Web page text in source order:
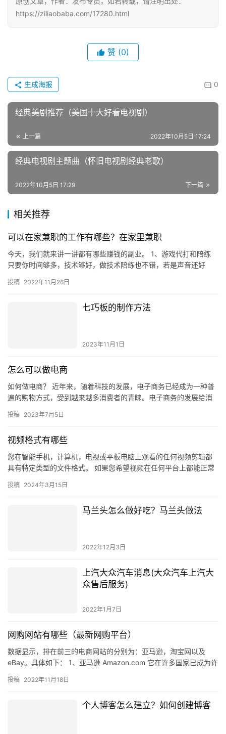
https://ziliaobaba.com/17280.html
赞 (0)
0
生成海报
经典美剧推荐（美国十大好看电视剧）
上一篇 2022年10月5日 17:24
经典电视剧主题曲（怀旧电视剧经典老歌）
下一篇
2022年10月5日 17:29
相关推荐
可以在家兼职的工作有哪些？在家里兼职
今天，我们就来讲一讲都有哪些赚钱的副业。 1、游戏代打和陪练
只要你时间够多，技术够好，做技术陪练也不错，若是声音还好
兼职…
投稿 2022年11月26日
七巧板的制作方法
2023年11月1日
怎么可以做电商
如何做电商？ 近年来，随着科技的发展，电子商务已经成为一种普
遍的购物方式，受到越来越多消费者的青睐。电子商务的发展给消
做电…
投稿 2023年7月5日
视频格式有哪些
您在智能手机，计算机，电视或平板电脑上观看的任何视频剪辑都
具有特定类型的文件格式。 如果您希望视频在任何平台上都能正常
发…
投稿 2024年3月15日
马兰头怎么做好吃？马兰头做法
2022年12月3日
上汽大众汽车消息(大众汽车上汽大
众售后服务)
2022年1月7日
网购网站有哪些（最新网购平台）
数据显示，排在前三的电商网站的分别为：亚马逊，淘宝网以及
eBay。具体如下： 1、亚马逊 Amazon.com 它在许多国家已成为许
投稿 2022年11月18日
个人博客怎么建立？如何创建博客